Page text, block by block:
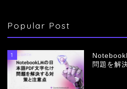
Popular Post
1
問題を解